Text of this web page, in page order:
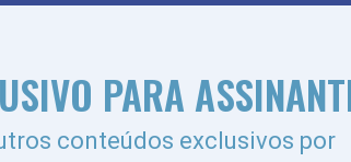
PARA
conteúdos exclusivos por